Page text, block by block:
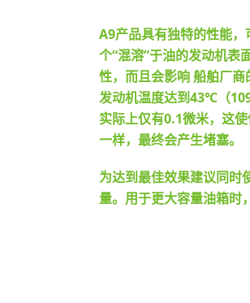
A9产品具有独特的性能
个“混溶”于油的发动机表
性，而且会影响 船舶厂
发动机温度达到43℃（
实际上仅有0.1微米，这
一样，最终会产生堵塞。
为达到最佳效果建议同时
量。用于更大容量油箱时